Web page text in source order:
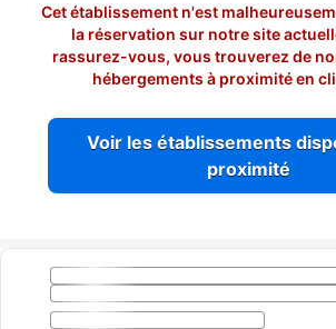
Cet établissement n'est
la réservation sur notre site
rassurez-vous, vous trouverez de
hébergements à proximité en
Voir les établissements
proximité